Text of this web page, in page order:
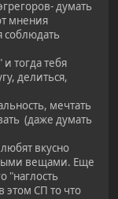
думать
мнения
соблюдать
тогда тебя
делиться,
мечтать
(даже думать
вкусно
вещами. Еще
"наглость
этом СП то что